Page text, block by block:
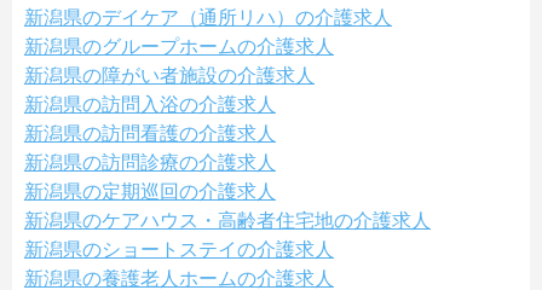
新潟県のデイケア（通所リハ）の介護求人
新潟県のグループホームの介護求人
新潟県の障がい者施設の介護求人
新潟県の訪問入浴の介護求人
新潟県の訪問看護の介護求人
新潟県の訪問診療の介護求人
新潟県の定期巡回の介護求人
新潟県のケアハウス・高齢者住宅地の介護求人
新潟県のショートステイの介護求人
新潟県の養護老人ホームの介護求人